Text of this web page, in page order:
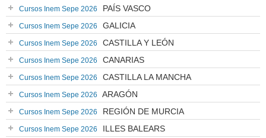
Cursos Inem Sepe 2026 PAÍS VASCO
Cursos Inem Sepe 2026 GALICIA
Cursos Inem Sepe 2026 CASTILLA Y LEÓN
Cursos Inem Sepe 2026 CANARIAS
Cursos Inem Sepe 2026 CASTILLA LA MANCHA
Cursos Inem Sepe 2026 ARAGÓN
Cursos Inem Sepe 2026 REGIÓN DE MURCIA
Cursos Inem Sepe 2026 ILLES BALEARS